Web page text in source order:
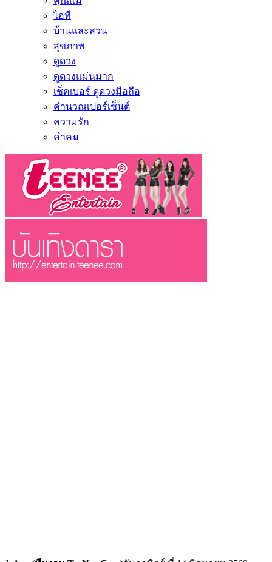
ไอที
บ้านและสวน
สุขภาพ
ดูดวง
ดูดวงแม่นมาก
เช็คเบอร์ ดูดวงมือถือ
คำนวณเปอร์เซ็นต์
ความรัก
คำคม